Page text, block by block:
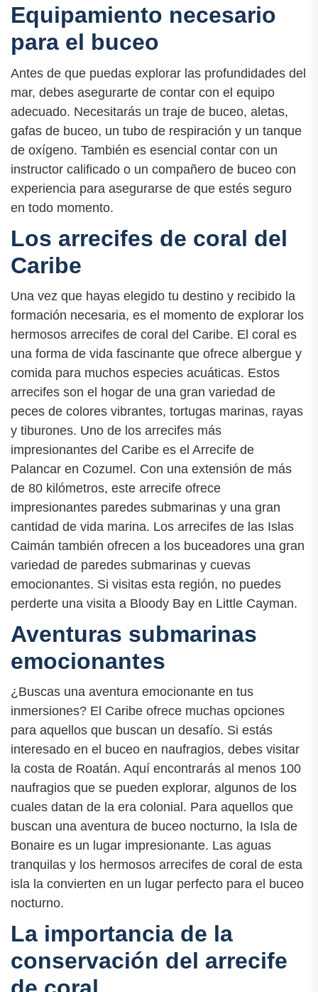
Equipamiento necesario
para el buceo
Antes de que puedas explorar las profundidades del
mar, debes asegurarte de contar con el equipo
adecuado. Necesitarás un traje de buceo, aletas,
gafas de buceo, un tubo de respiración y un tanque
de oxígeno. También es esencial contar con un
instructor calificado o un compañero de buceo con
experiencia para asegurarse de que estés seguro
en todo momento.
Los arrecifes de coral del
Caribe
Una vez que hayas elegido tu destino y recibido la
formación necesaria, es el momento de explorar los
hermosos arrecifes de coral del Caribe. El coral es
una forma de vida fascinante que ofrece albergue y
comida para muchos especies acuáticas. Estos
arrecifes son el hogar de una gran variedad de
peces de colores vibrantes, tortugas marinas, rayas
y tiburones. Uno de los arrecifes más
impresionantes del Caribe es el Arrecife de
Palancar en Cozumel. Con una extensión de más
de 80 kilómetros, este arrecife ofrece
impresionantes paredes submarinas y una gran
cantidad de vida marina. Los arrecifes de las Islas
Caimán también ofrecen a los buceadores una gran
variedad de paredes submarinas y cuevas
emocionantes. Si visitas esta región, no puedes
perderte una visita a Bloody Bay en Little Cayman.
Aventuras submarinas
emocionantes
¿Buscas una aventura emocionante en tus
inmersiones? El Caribe ofrece muchas opciones
para aquellos que buscan un desafío. Si estás
interesado en el buceo en naufragios, debes visitar
la costa de Roatán. Aquí encontrarás al menos 100
naufragios que se pueden explorar, algunos de los
cuales datan de la era colonial. Para aquellos que
buscan una aventura de buceo nocturno, la Isla de
Bonaire es un lugar impresionante. Las aguas
tranquilas y los hermosos arrecifes de coral de esta
isla la convierten en un lugar perfecto para el buceo
nocturno.
La importancia de la
conservación del arrecife